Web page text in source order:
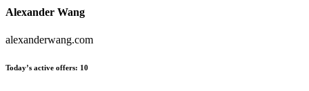
Alexander Wang
alexanderwang.com
Today’s active offers: 10